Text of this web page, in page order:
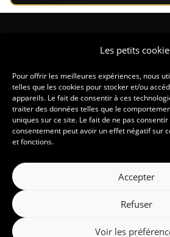
Les petits
Pour offrir les meilleures expériences, nous
telles que les cookies pour stocker et/ou
appareils. Le fait de consentir à ces
traiter des données telles que le
uniques sur ce site. Le fait de ne pas
consentement peut avoir un effet négatif sur
et fonctions.
Accepter
Refuser
Voir les
CONTACT@LASDUCASINO.FR
Copyright 2026 – L'As du